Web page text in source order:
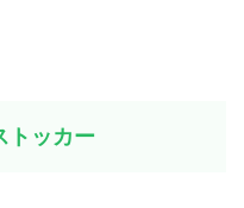
ッカー